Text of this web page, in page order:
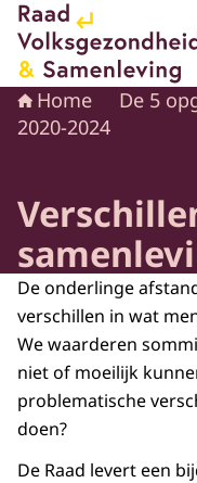
Naar de homepage
Home
De 5
2020-2024
De onderlinge
verschillen in wat
We waarderen
niet of moeilijk
problematische
doen?
De Raad levert een